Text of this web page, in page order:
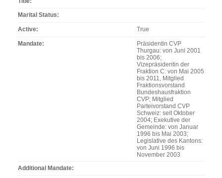
Marital Status
Active True
Mandate
Präsidentin CVP
Thurgau: von Juni 2001
bis 2006;
Vizepräsidentin der
Fraktion C: von Mai 2005
bis 2011, Mitglied
Fraktionsvorstand
Bundeshausfraktion
CVP; Mitglied
Parteivorstand CVP
Schweiz: seit Oktober
2004; Exekutive der
Gemeinde: von Januar
1996 bis Mai 2003;
Legislative des Kantons:
von Juni 1996 bis
November 2003
Additional Mandate